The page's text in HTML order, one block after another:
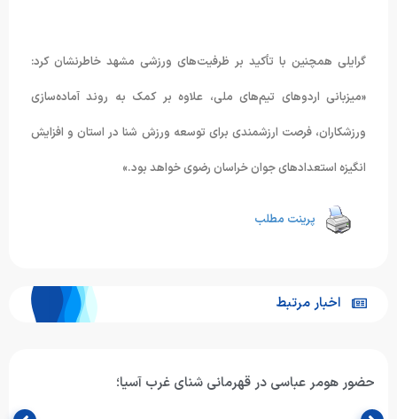
گرایلی همچنین با تأکید بر ظرفیت‌های ورزشی مشهد خاطرنشان کرد:
«میزبانی اردوهای تیم‌های ملی، علاوه بر کمک به روند آماده‌سازی
ورزشکاران، فرصت ارزشمندی برای توسعه ورزش شنا در استان و افزایش
انگیزه استعدادهای جوان خراسان رضوی خواهد بود.»
پرینت مطلب
اخبار مرتبط
حضور هومر عباسی در قهرمانی شنای غرب آسیا؛